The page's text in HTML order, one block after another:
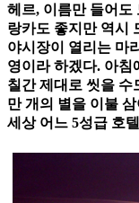
헤르, 이름만 들어도
랑카도 좋지만 역시
야시장이 열리는 마
영이라 하겠다. 아침
칠간 제대로 씻을 수
만 개의 별을 이불
세상 어느 5성급 호